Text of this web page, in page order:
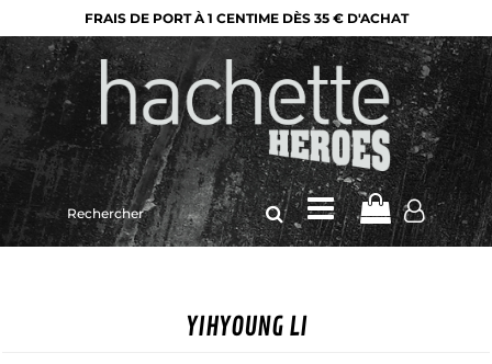
FRAIS DE PORT À 1 CENTIME DÈS 35 € D'ACHAT
Rechercher
sur
le
YIHYOUNG LI